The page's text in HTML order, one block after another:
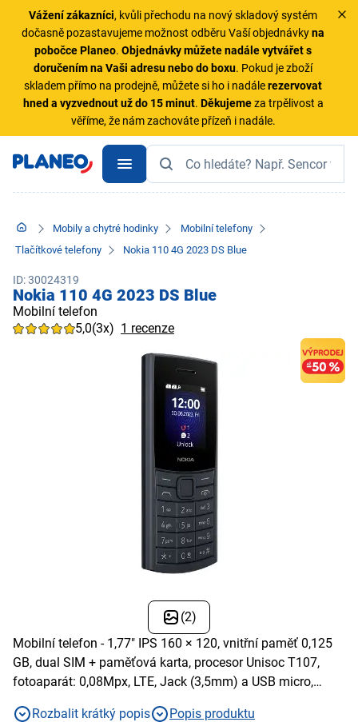
Vážení zákazníci, kvůli přechodu na nový skladový systém
dočasně pozastavujeme možnost odběru Vaší objednávkyna
pobočce Planeo.Objednávky můžete nadále vytvářet s
doručením na Vaši adresu nebo do boxu. Pokud je zboží
skladem přímo na prodejně, můžete si ho i nadálerezervovat
hned a vyzvednout už do 15 minut. Děkujemeza trpělivost a
věříme, že nám zachováte přízeň i nadále.
Mobily a chytré hodinky
Mobilní telefony
Tlačítkové telefony
Nokia 110 4G 2023 DS Blue
ID: 30024319
Nokia 110 4G 2023 DS Blue
Mobilní telefon
5,0(3x) 1 recenze
(2)
Mobilní telefon - 1,77" IPS 160 × 120, vnitřní paměť 0,125
GB, dual SIM + paměťová karta, procesor Unisoc T107,
fotoaparát: 0,08Mpx, LTE, Jack (3,5mm) a USB micro,
Rozbalit krátký popis
Popis produktu